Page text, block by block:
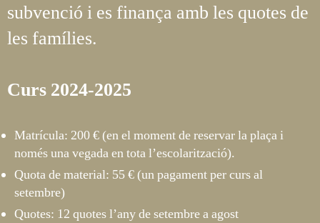
subvenció i es finança amb les quotes de
les famílies.
Curs 2024-2025
Matrícula: 200 € (en el moment de reservar la plaça i
només una vegada en tota l’escolarització).
Quota de material: 55 € (un pagament per curs al
setembre)
Quotes: 12 quotes l’any de setembre a agost